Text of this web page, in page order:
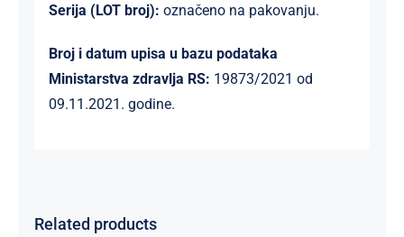
Serija (LOT broj): označeno na pakovanju.
Broj i datum upisa u bazu podataka
Ministarstva zdravlja RS: 19873/2021 od
09.11.2021. godine.
Related products